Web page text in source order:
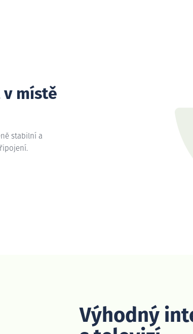
místě
stabilní a
Výhodný